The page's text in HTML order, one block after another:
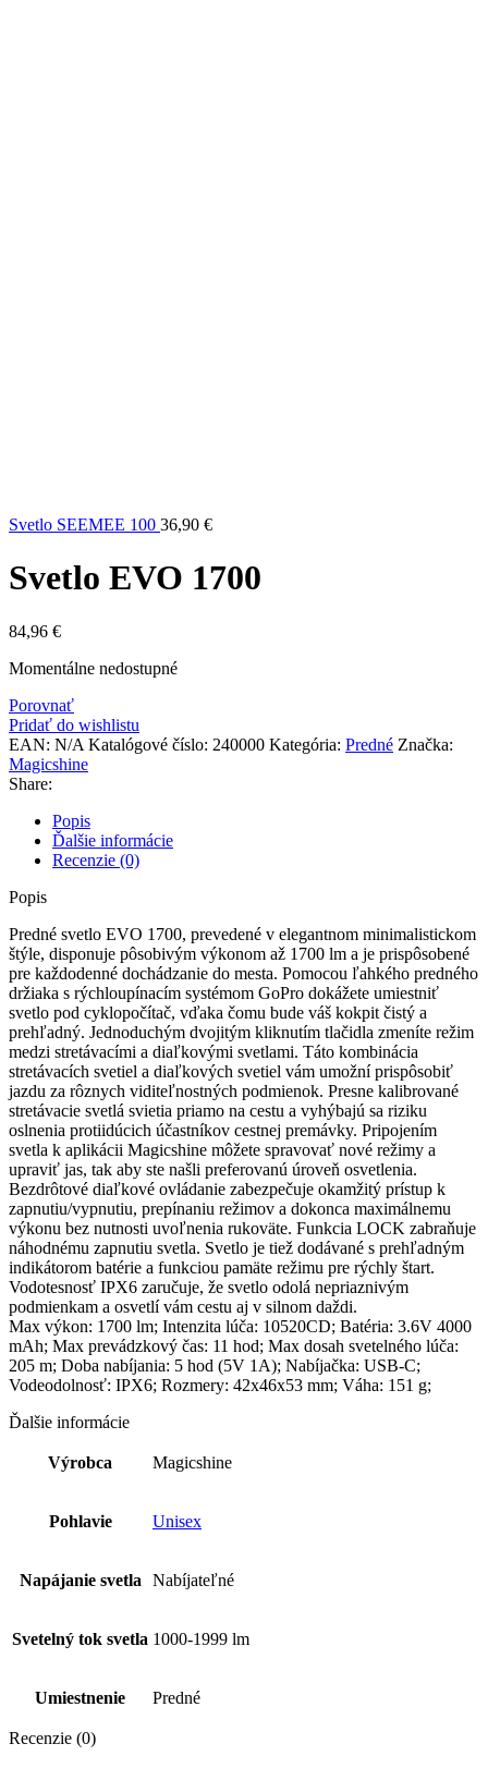
Svetlo SEEMEE 100 36,90 €
Svetlo EVO 1700
84,96 €
Momentálne nedostupné
Porovnať
Pridať do wishlistu
EAN: N/A Katalógové číslo: 240000 Kategória: Predné Značka:
Magicshine
Share:
Popis
Ďalšie informácie
Recenzie (0)
Popis
Predné svetlo EVO 1700, prevedené v elegantnom minimalistickom
štýle, disponuje pôsobivým výkonom až 1700 lm a je prispôsobené
pre každodenné dochádzanie do mesta. Pomocou ľahkého predného
držiaka s rýchloupínacím systémom GoPro dokážete umiestniť
svetlo pod cyklopočítač, vďaka čomu bude váš kokpit čistý a
prehľadný. Jednoduchým dvojitým kliknutím tlačidla zmeníte režim
medzi stretávacími a diaľkovými svetlami. Táto kombinácia
stretávacích svetiel a diaľkových svetiel vám umožní prispôsobiť
jazdu za rôznych viditeľnostných podmienok. Presne kalibrované
stretávacie svetlá svietia priamo na cestu a vyhýbajú sa riziku
oslnenia protiidúcich účastníkov cestnej premávky. Pripojením
svetla k aplikácii Magicshine môžete spravovať nové režimy a
upraviť jas, tak aby ste našli preferovanú úroveň osvetlenia.
Bezdrôtové diaľkové ovládanie zabezpečuje okamžitý prístup k
zapnutiu/vypnutiu, prepínaniu režimov a dokonca maximálnemu
výkonu bez nutnosti uvoľnenia rukoväte. Funkcia LOCK zabraňuje
náhodnému zapnutiu svetla. Svetlo je tiež dodávané s prehľadným
indikátorom batérie a funkciou pamäte režimu pre rýchly štart.
Vodotesnosť IPX6 zaručuje, že svetlo odolá nepriaznivým
podmienkam a osvetlí vám cestu aj v silnom daždi.
Max výkon: 1700 lm; Intenzita lúča: 10520CD; Batéria: 3.6V 4000
mAh; Max prevádzkový čas: 11 hod; Max dosah svetelného lúča:
205 m; Doba nabíjania: 5 hod (5V 1A); Nabíjačka: USB-C;
Vodeodolnosť: IPX6; Rozmery: 42x46x53 mm; Váha: 151 g;
Ďalšie informácie
Výrobca Magicshine
Pohlavie Unisex
Napájanie svetla Nabíjateľné
Svetelný tok svetla 1000-1999 lm
Umiestnenie Predné
Recenzie (0)